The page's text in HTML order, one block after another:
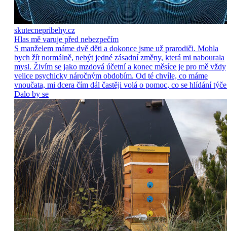
skutecnepribehy.cz
Hlas mě varuje před nebezpečím
S manželem máme dvě děti a dokonce jsme už prarodiči. Mohla
bych žít normálně, nebýt jedné zásadní změny, která mi nabourala
mysl. Živím se jako mzdová účetní a konec měsíce je pro mě vždy
velice psychicky náročným obdobím. Od té chvíle, co máme
vnoučata, mi dcera čím dál častěji volá o pomoc, co se hlídání
Dalo by se